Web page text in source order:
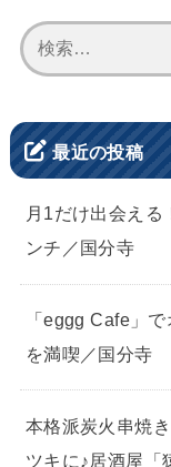
最近の投稿
月1だけ出会える
ンチ／国分寺
「eggg Cafe」
を満喫／国分寺
本格派炭火串焼
ツキに♪居酒屋「